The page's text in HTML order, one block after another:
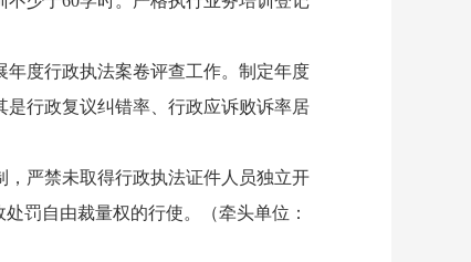
度行政执法案卷评查工作。制定年度
行政复议纠错率、行政应诉败诉率居
严禁未取得行政执法证件人员独立开
罚自由裁量权的行使。（牵头单位：